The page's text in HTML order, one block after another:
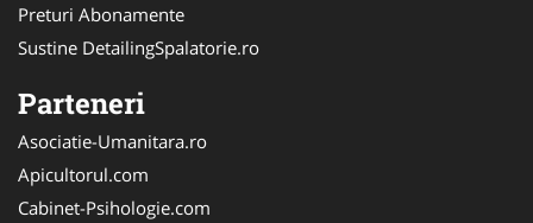
Preturi Abonamente
Sustine DetailingSpalatorie.ro
Parteneri
Asociatie-Umanitara.ro
Apicultorul.com
Cabinet-Psihologie.com